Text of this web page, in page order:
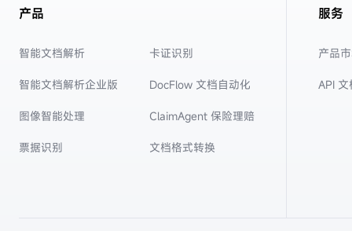
产品
智能文档解析
智能文档解析企业版
图像智能处理
票据识别
卡证识别
DocFlow 文档自动化
ClaimAgent 保险理赔
文档格式转换
服务
产品
API